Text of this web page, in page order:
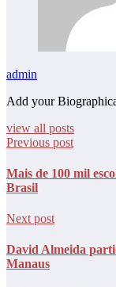
admin
Add your
view all posts
Previous post
Mais de 100 mil
Brasil
Next post
David Almeida
Manaus